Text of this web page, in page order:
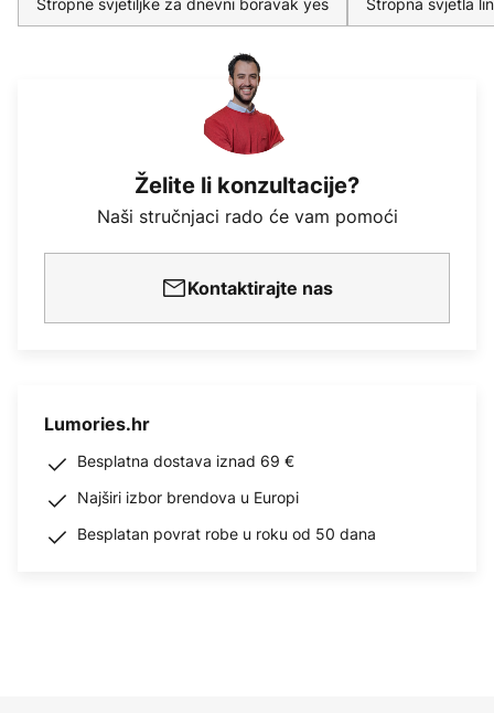
Želite li konzultacije?
Naši stručnjaci rado će vam pomoći
Kontaktirajte nas
Lumories.hr
Besplatna dostava iznad 69 €
Najširi izbor brendova u Europi
Besplatan povrat robe u roku od 50 dana